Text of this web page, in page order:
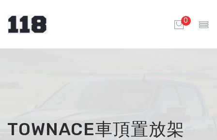
0
TOWNACE車頂置放架